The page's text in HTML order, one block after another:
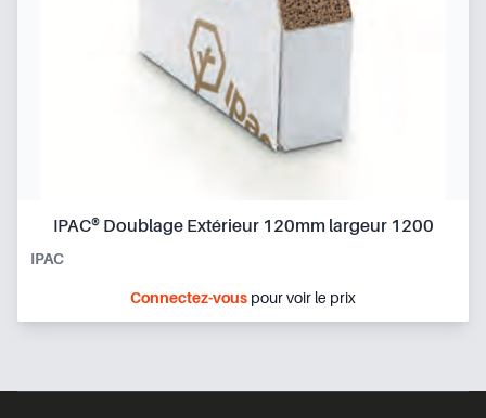
IPAC® Doublage Extérieur 120mm largeur 1200
IPAC
Connectez-vous pour voir le prix